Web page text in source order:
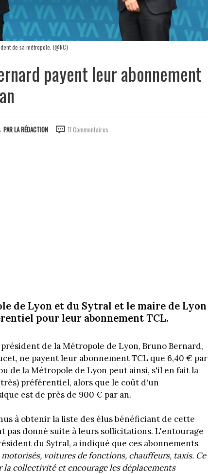
de sa métropole. (@NC)
payent leur abonnement
PARLA RÉDACTION 11 Commentaires
de Lyon et du Sytral et le maire de Lyon
pour leur abonnement TCL.
président de la Métropole de Lyon, Bruno Bernard,
ne payent leur abonnement TCL que 6,40 € par
de la Métropole de Lyon peut ainsi, s'il en fait la
préférentiel, alors que le coût d'un
est de près de 900 € par an.
à obtenir la liste des élus bénéficiant de cette
pas donné suite à leurs sollicitations. L'entourage
du Sytral, a indiqué que ces abonnements
voitures de fonctions, chauffeurs, taxis. Ce
collectivité et encourage les déplacements